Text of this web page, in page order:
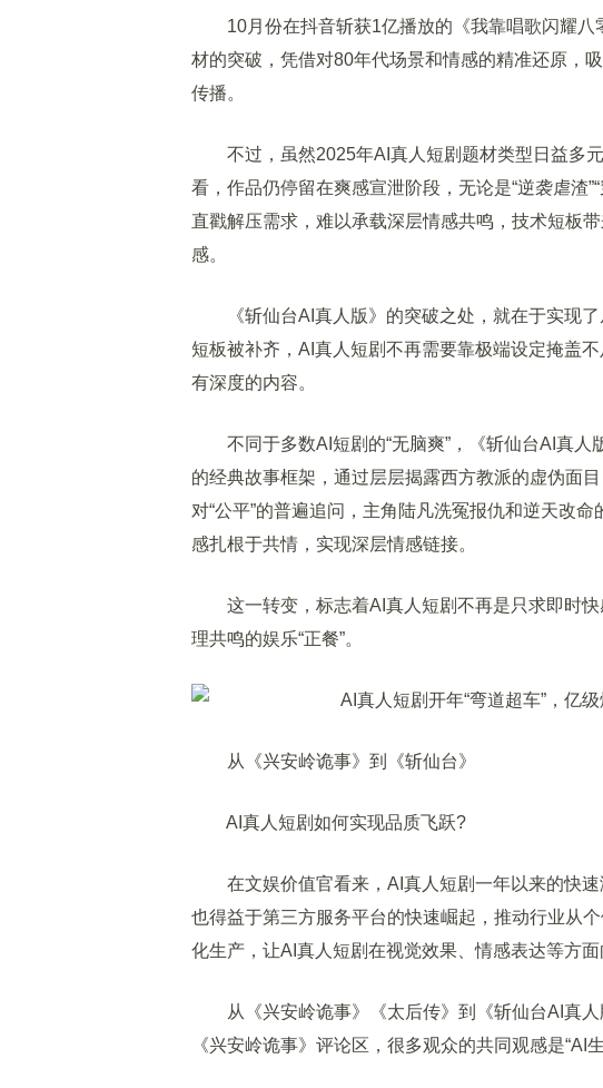
10月份在抖音斩获1亿播放的《我靠唱歌闪耀八
材的突破，凭借对80年代场景和情感的精准还原，
传播。
不过，虽然2025年AI真人短剧题材类型日益多元
看，作品仍停留在爽感宣泄阶段，无论是“逆袭虐渣
直戳解压需求，难以承载深层情感共鸣，技术短板
感。
《斩仙台AI真人版》的突破之处，就在于实现了
短板被补齐，AI真人短剧不再需要靠极端设定掩盖
有深度的内容。
不同于多数AI短剧的“无脑爽”，《斩仙台AI真人
的经典故事框架，通过层层揭露西方教派的虚伪面
对“公平”的普遍追问，主角陆凡洗冤报仇和逆天改
感扎根于共情，实现深层情感链接。
这一转变，标志着AI真人短剧不再是只求即时快
理共鸣的娱乐“正餐”。
从《兴安岭诡事》到《斩仙台》
AI真人短剧如何实现品质飞跃?
在文娱价值官看来，AI真人短剧一年以来的快速
也得益于第三方服务平台的快速崛起，推动行业从
化生产，让AI真人短剧在视觉效果、情感表达等方面
从《兴安岭诡事》《太后传》到《斩仙台AI真人
《兴安岭诡事》评论区，很多观众的共同观感是“AI